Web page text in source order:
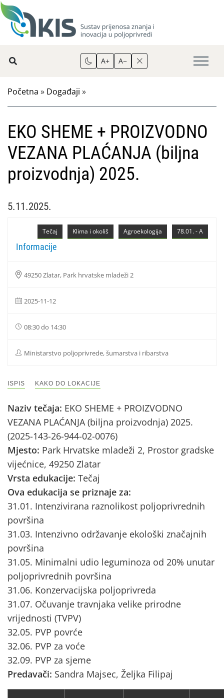
A+ A−
Početna » Događaji »
EKO SHEME + PROIZVODNO
VEZANA PLAĆANJA (biljna
proizvodnja) 2025.
5.11.2025.
78.01. - A
Agroekologija
Klima i okoliš
Tečaj
Informacije
49250 Zlatar, Park hrvatske mladeži 2
2025-11-12
08:30 do 14:30
Ministarstvo poljoprivrede, šumarstva i ribarstva
ISPIS KAKO DO LOKACIJE
Naziv tečaja: EKO SHEME + PROIZVODNO
VEZANA PLAĆANJA (biljna proizvodnja) 2025.
(2025-143-26-944-02-0076)
Mjesto: Park Hrvatske mladeži 2, Prostor gradske
vijećnice, 49250 Zlatar
Vrsta edukacije: Tečaj
Ova edukacija se priznaje za:
31.01. Intenzivirana raznolikost poljoprivrednih
površina
31.03. Intenzivno održavanje ekološki značajnih
površina
31.05. Minimalni udio leguminoza od 20% unutar
poljoprivrednih površina
31.06. Konzervacijska poljoprivreda
31.07. Očuvanje travnjaka velike prirodne
vrijednosti (TVPV)
32.05. PVP povrće
32.06. PVP za voće
32.09. PVP za sjeme
Predavači: Sandra Majsec, Željka Filipaj